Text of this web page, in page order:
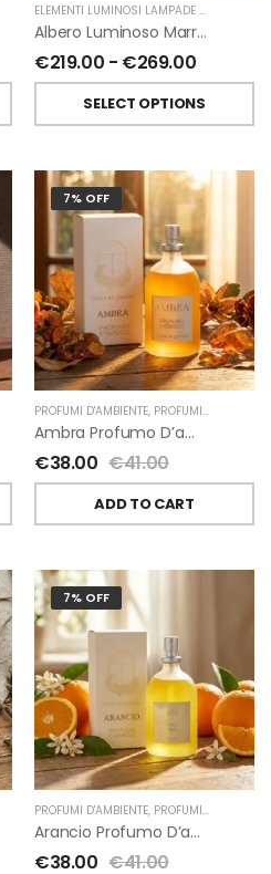
ELEMENTI LUMINOSI LAMPADE E LED
Albero Luminoso Marrone Interno-Esterno Di Fiorirà Un Giardino
€219.00 - €269.00
SELECT OPTIONS
PROFUMATORI A BASTONCINI ,CHIARA FIRENZE
7% OFF
PROFUMI D'AMBIENTE, PROFUMI D'AMBIENTE FIORIRA' UN GIARDINO
Ambra Profumo D’ambiente Di Fiorirà Un Giardino
€38.00 €41.00
ADD TO CART
7% OFF
PROFUMI D'AMBIENTE, PROFUMI D'AMBIENTE FIORIRA' UN GIARDINO
Arancio Profumo D’ambiente Di Fiorirà Un Giardino
€38.00 €41.00